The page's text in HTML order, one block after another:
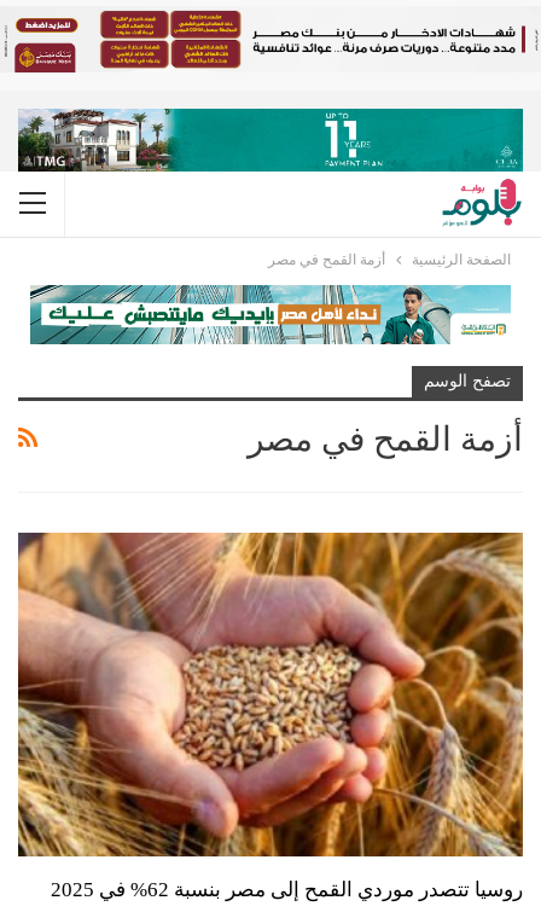
الصفحة الرئيسية أزمة القمح في مصر
تصفح الوسم
أزمة القمح في مصر
روسيا تتصدر موردي القمح إلى مصر بنسبة 62% في 2025